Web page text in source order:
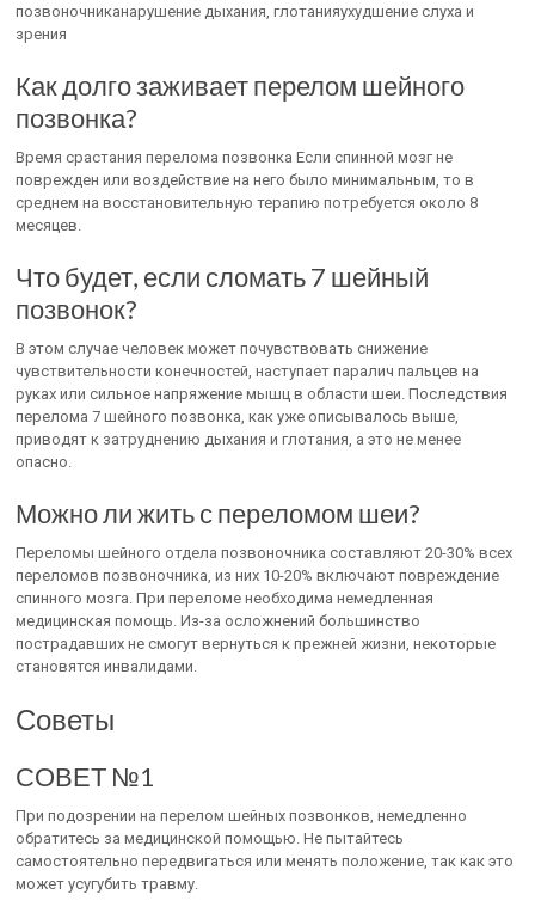
позвоночниканарушение дыхания, глотанияухудшение слуха и
зрения
Как долго заживает перелом шейного
позвонка?
Время срастания перелома позвонка Если спинной мозг не
поврежден или воздействие на него было минимальным, то в
среднем на восстановительную терапию потребуется около 8
месяцев.
Что будет, если сломать 7 шейный
позвонок?
В этом случае человек может почувствовать снижение
чувствительности конечностей, наступает паралич пальцев на
руках или сильное напряжение мышц в области шеи. Последствия
перелома 7 шейного позвонка, как уже описывалось выше,
приводят к затруднению дыхания и глотания, а это не менее
опасно.
Можно ли жить с переломом шеи?
Переломы шейного отдела позвоночника составляют 20-30% всех
переломов позвоночника, из них 10-20% включают повреждение
спинного мозга. При переломе необходима немедленная
медицинская помощь. Из-за осложнений большинство
пострадавших не смогут вернуться к прежней жизни, некоторые
становятся инвалидами.
Советы
СОВЕТ №1
При подозрении на перелом шейных позвонков, немедленно
обратитесь за медицинской помощью. Не пытайтесь
самостоятельно передвигаться или менять положение, так как это
может усугубить травму.